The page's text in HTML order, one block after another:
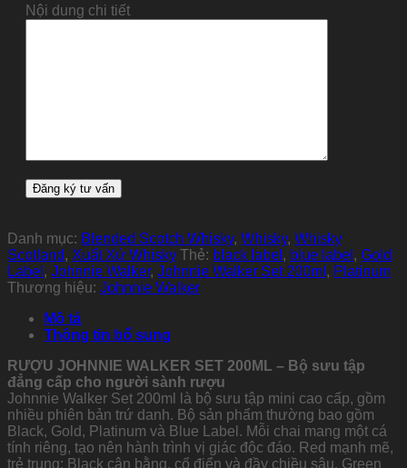
Nội dung chi tiết
Danh mục: Blended Scotch Whisky, Whisky, Whisky
Scotland, Xuất Xứ Whisky Thẻ: black label , blue label , Gold
Label , Johnnie Walker, Johnnie Walker Set 200ml , Platinum
Thương hiệu: Johnnie Walker
Mô tả
Thông tin bổ sung
RƯỢU JOHNNIE WALKER SET 200ML – Bộ sưu tập
đẳng cấp cho người sành rượu
Johnnie Walker Set 200ml là bộ sưu tập mini cao cấp, gồm
nhiều phiên bản trứ danh. Bộ sản phẩm thường bao gồm
Black, Gold, Platinum và Blue Label. Mỗi chai mang một cá
tính riêng, tạo nên hành trình vị giác độc đáo. Red mạnh mẽ,
trẻ trung; Black cân bằng, cổ điển và đầy chiều sâu. Green